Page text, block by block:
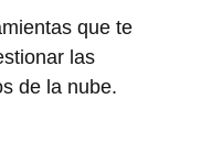
que te
las
de la nube.